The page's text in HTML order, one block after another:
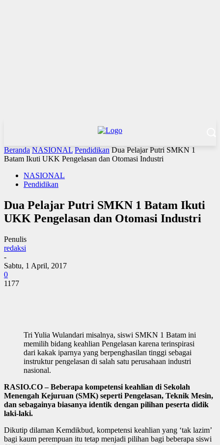
Beranda NASIONAL Pendidikan Dua Pelajar Putri SMKN 1
Batam Ikuti UKK Pengelasan dan Otomasi Industri
NASIONAL
Pendidikan
Dua Pelajar Putri SMKN 1 Batam Ikuti
UKK Pengelasan dan Otomasi Industri
Penulis
redaksi
-
Sabtu, 1 April, 2017
0
1177
Tri Yulia Wulandari misalnya, siswi SMKN 1 Batam ini
memilih bidang keahlian Pengelasan karena terinspirasi
dari kakak iparnya yang berpenghasilan tinggi sebagai
instruktur pengelasan di salah satu perusahaan industri
nasional.
RASIO.CO – Beberapa kompetensi keahlian di Sekolah
Menengah Kejuruan (SMK) seperti Pengelasan, Teknik Mesin,
dan sebagainya biasanya identik dengan pilihan peserta didik
laki-laki.
Dikutip dilaman Kemdikbud, kompetensi keahlian yang ‘tak lazim’
bagi kaum perempuan itu tetap menjadi pilihan bagi beberapa siswi